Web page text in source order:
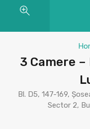
3 Camere
Bl. D5, 147-169,
Sector 2,